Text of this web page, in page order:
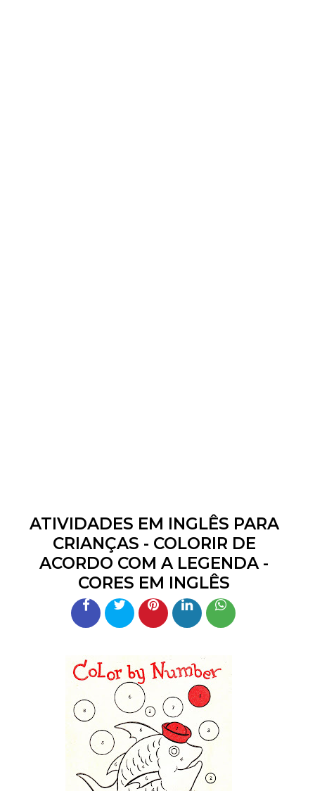
ATIVIDADES EM INGLÊS PARA
CRIANÇAS - COLORIR DE
ACORDO COM A LEGENDA -
CORES EM INGLÊS